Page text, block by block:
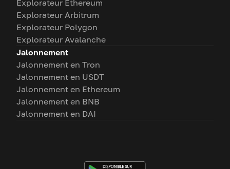
Explorateur Ethereum
Explorateur Arbitrum
Explorateur Polygon
Explorateur Avalanche
Jalonnement
Jalonnement en Tron
Jalonnement en USDT
Jalonnement en Ethereum
Jalonnement en BNB
Jalonnement en DAI